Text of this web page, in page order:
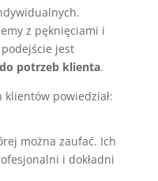
z pęknięciami i
jest
potrzeb klienta.
klientów powiedział:
można zaufać. Ich
i dokładni